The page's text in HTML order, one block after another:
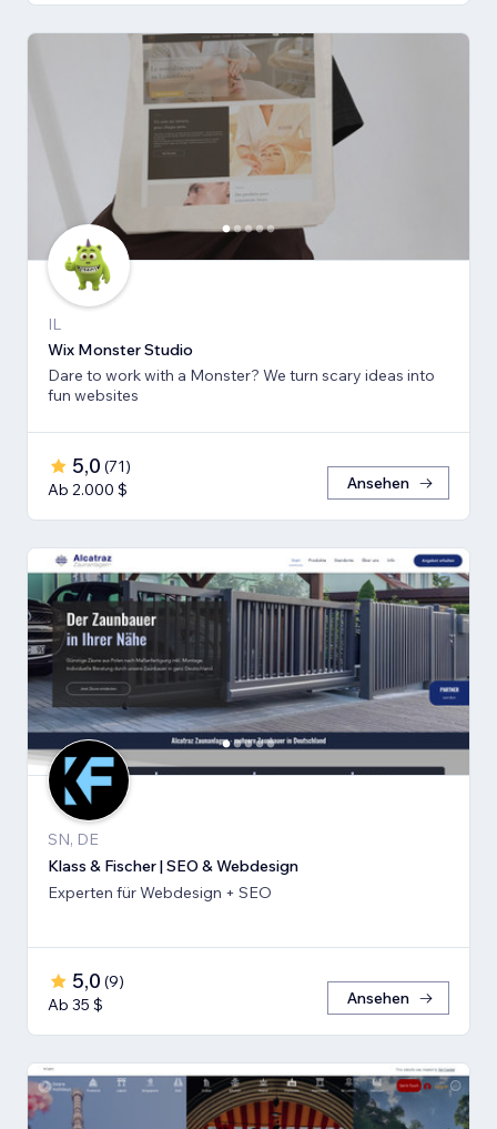
IL
Wix Monster Studio
Dare to work with a Monster? We turn scary ideas into
fun websites
5,0 (71)
Ab 2.000 $
Ansehen
SN, DE
Klass & Fischer | SEO & Webdesign
Experten für Webdesign + SEO
5,0 (9)
Ab 35 $
Ansehen